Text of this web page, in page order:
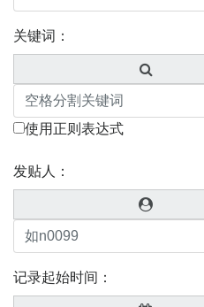
关键词：
使用正则表达式
发贴人：
记录起始时间：